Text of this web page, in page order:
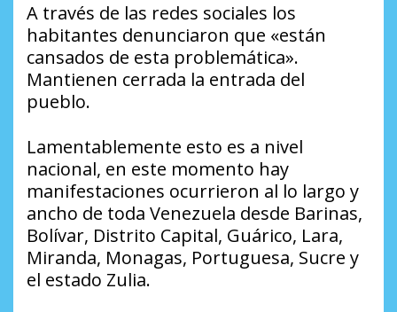
A través de las redes sociales los
habitantes denunciaron que «están
cansados de esta problemática».
Mantienen cerrada la entrada del
pueblo.
Lamentablemente esto es a nivel
nacional, en este momento hay
manifestaciones ocurrieron al lo largo y
ancho de toda Venezuela desde Barinas,
Bolívar, Distrito Capital, Guárico, Lara,
Miranda, Monagas, Portuguesa, Sucre y
el estado Zulia.